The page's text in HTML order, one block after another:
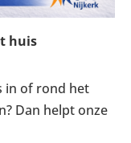
huis
in of rond het
Dan helpt onze